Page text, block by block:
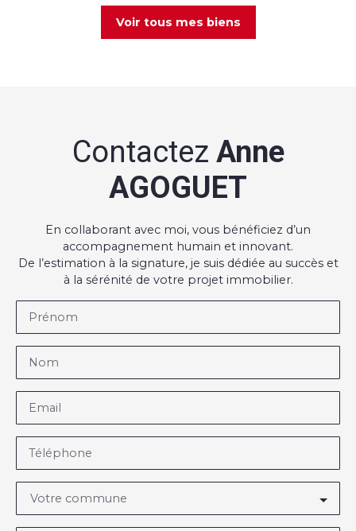
Voir tous mes biens
Contactez Anne
AGOGUET
En collaborant avec moi, vous bénéficiez d’un
accompagnement humain et innovant.
De l’estimation à la signature, je suis dédiée au succès et
à la sérénité de votre projet immobilier.
Prénom
Nom
Email
Téléphone
Votre commune